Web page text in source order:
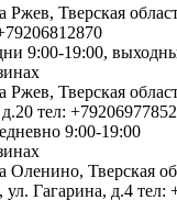
Тверская
9:00-19:00,
Тверская
тел: +79206977852
9:00-19:00
Тверская
Гагарина, д.4 тел: